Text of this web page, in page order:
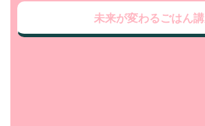
未来が変わるごはん